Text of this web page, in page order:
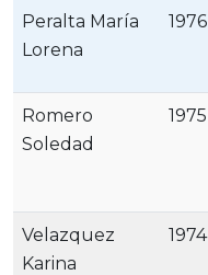
Peralta María
Lorena
1976
Romero
Soledad
1975
Velazquez
Karina
1974